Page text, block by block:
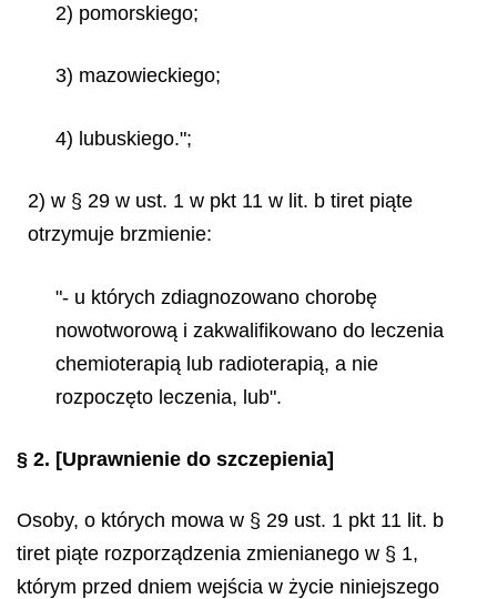
2) pomorskiego;
3) mazowieckiego;
4) lubuskiego.";
2) w § 29 w ust. 1 w pkt 11 w lit. b tiret piąte
otrzymuje brzmienie:
"- u których zdiagnozowano chorobę
nowotworową i zakwalifikowano do leczenia
chemioterapią lub radioterapią, a nie
rozpoczęto leczenia, lub".
§ 2. [Uprawnienie do szczepienia]
Osoby, o których mowa w § 29 ust. 1 pkt 11 lit. b
tiret piąte rozporządzenia zmienianego w § 1,
którym przed dniem wejścia w życie niniejszego